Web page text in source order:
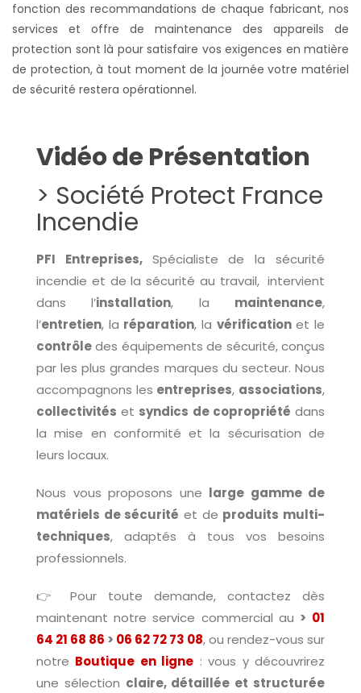
fonction des recommandations de chaque fabricant, nos
services et offre de maintenance des appareils de
protection sont là pour satisfaire vos exigences en matière
de protection, à tout moment de la journée votre matériel
de sécurité restera opérationnel.
Vidéo de Présentation
> Société Protect France
Incendie
PFI Entreprises, Spécialiste de la sécurité
incendie et de la sécurité au travail, intervient
dans l’installation, la maintenance,
l’entretien, la réparation, la vérificationet le
contrôledes équipements de sécurité, conçus
par les plus grandes marques du secteur. Nous
accompagnons les entreprises, associations,
collectivités et syndics de copropriété dans
la mise en conformité et la sécurisation de
leurs locaux.
Nous vous proposons une large gamme de
matériels de sécurité et de produits multi-
techniques, adaptés à tous vos besoins
professionnels.
👉 Pour toute demande, contactez dès
maintenant notre service commercial au > 01
64 21 68 86 > 06 62 72 73 08, ou rendez-vous sur
notre Boutique en ligne : vous y découvrirez
une sélection claire, détaillée et structurée